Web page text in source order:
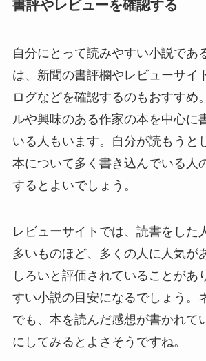
書評やレビューを確認する
自分にとって読みやすい小説であ
は、新聞の書評欄やレビューサイ
ログなどを確認するのもおすすめ
ルや興味のある作家の本を中心に
いる人もいます。自分が読もうと
本について多く書き込んでいる人
するとよいでしょう。
レビューサイトでは、読書をした
多いものほど、多くの人に人気が
しろいと評価されていることがあ
すい小説の目安になるでしょう。
でも、本を読んだ感想が書かれて
にしてみるとよさそうですね。